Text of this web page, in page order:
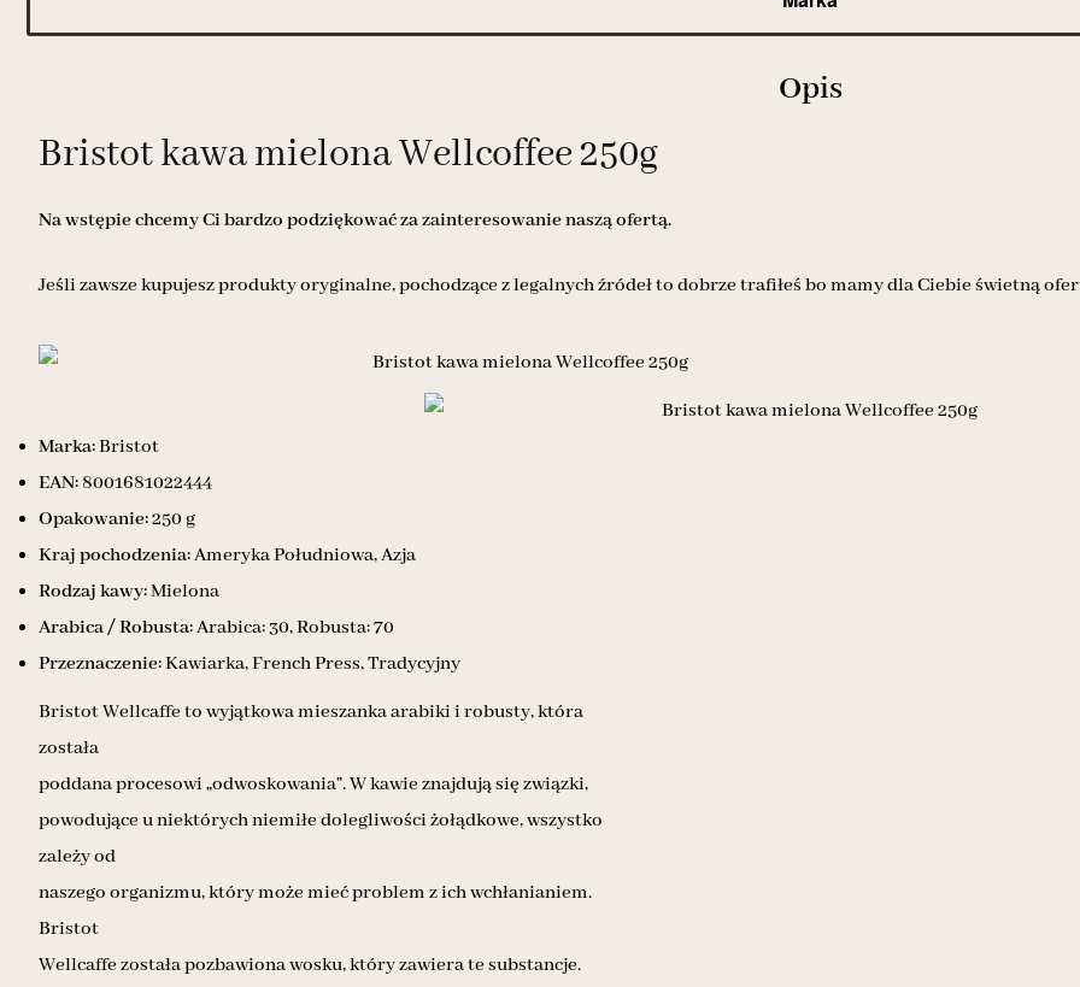
Opis
Bristot kawa mielona Wellcoffee 250g
Na wstępie chcemy Ci bardzo podziękować za zainteresowanie naszą ofertą.
Jeśli zawsze kupujesz produkty oryginalne, pochodzące z legalnych źródeł to dobrze trafiłeś bo mamy dla Ciebie świetną
Marka:Bristot
EAN: 8001681022444
Opakowanie:250 g
Kraj pochodzenia:Ameryka Południowa, Azja
Rodzaj kawy:Mielona
Arabica / Robusta:Arabica: 30, Robusta: 70
Przeznaczenie:Kawiarka, French Press, Tradycyjny
Bristot Wellcaffe to wyjątkowa mieszanka arabiki i robusty, która
została
poddana procesowi „odwoskowania”. W kawie znajdują się związki,
powodujące u niektórych niemiłe dolegliwości żołądkowe, wszystko
zależy od
naszego organizmu, który może mieć problem z ich wchłanianiem.
Bristot
Wellcaffe została pozbawiona wosku, który zawiera te substancje.